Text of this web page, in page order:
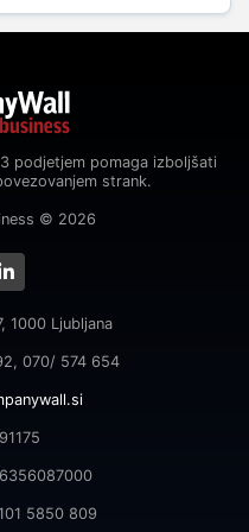
podjetjem pomaga izboljšati
strank.
© 2026
1000 Ljubljana
070/ 574 654
5850 809